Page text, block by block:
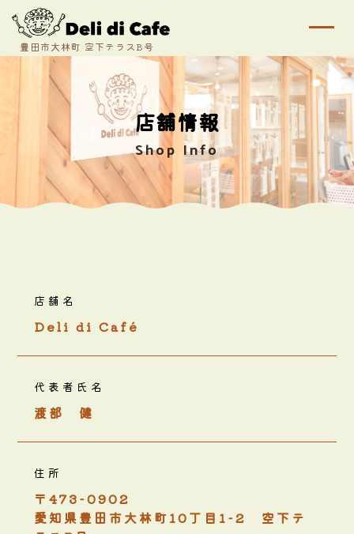
t
g
e
n
a
g
a
i
o
n
店舗情報
Shop Info
店舗名
Deli di Café
代表者氏名
渡部 健
住所
〒473-0902
愛知県豊田市大林町10丁目1-2 空下テ